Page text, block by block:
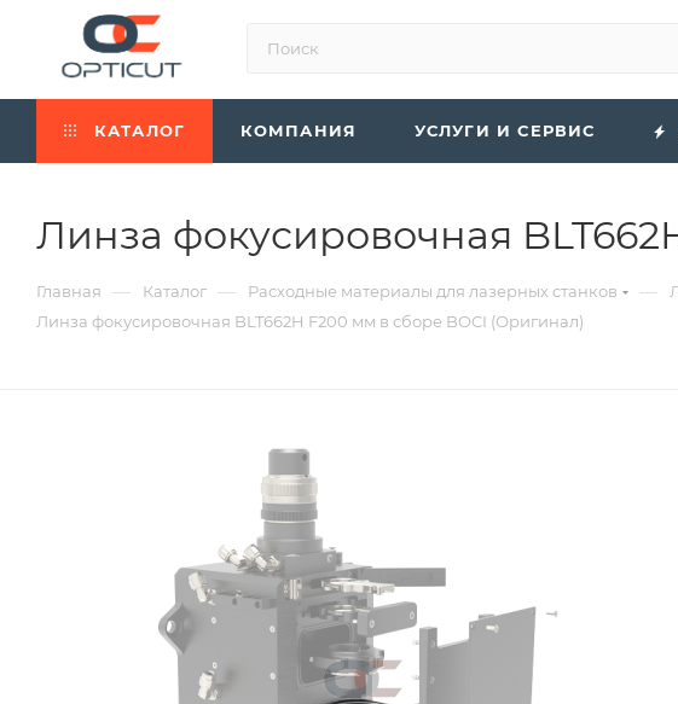
КАТАЛОГ КОМПАНИЯ УСЛУГИ И СЕРВИС
Линза фокусировочная
Главная — Каталог — Расходные материалы для лазерных станков —
Линза фокусировочная BLT662H F200 мм в сборе BOCI (Оригинал)